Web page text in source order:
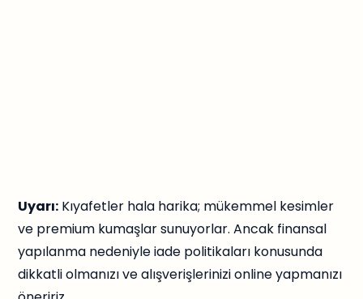
Uyarı: Kıyafetler hala harika; mükemmel kesimler
ve premium kumaşlar sunuyorlar. Ancak finansal
yapılanma nedeniyle iade politikaları konusunda
dikkatli olmanızı ve alışverişlerinizi online yapmanızı